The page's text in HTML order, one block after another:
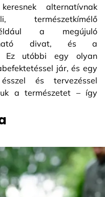
alternatívnak
természetkímélő
a megújuló
divat, és a
Ez utóbbi egy olyan
jár, és egy
és tervezéssel
a természetet – így